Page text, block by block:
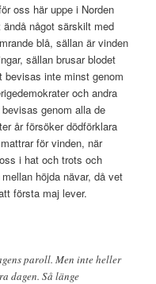
oss här uppe i Norden
något särskilt med
blå, sällan är vinden
sällan brusar blodet
bevisas inte minst genom
och andra
genom alla de
år försöker dödförklara
för vinden, när
i hat och trots och
höjda nävar, då vet
första maj lever.
paroll. Men inte heller
dagen. Så länge